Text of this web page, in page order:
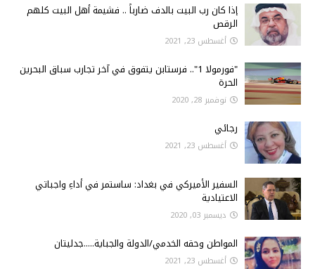
إذا كان رب البيت بالدف ضارباً .. فشيمة أهل البيت كلهم
الرقص
أغسطس 23, 2021
"فورمولا 1".. فرستابن يتفوق في آخر تجارب سباق البحرين
الحرة
نوفمبر 28, 2020
رجائي
أغسطس 23, 2021
السفير الأميركي في بغداد: ساستمر في أداءِ واجباتي
الاعتيادية
ديسمبر 03, 2020
المواطن وحقه الخدمي/الدولة والجباية.....جدليتان
أغسطس 23, 2021